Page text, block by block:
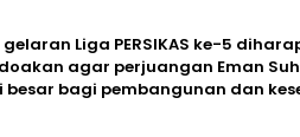
Liga PERSIKAS ke-5
agar perjuangan Eman
bagi pembangunan dan